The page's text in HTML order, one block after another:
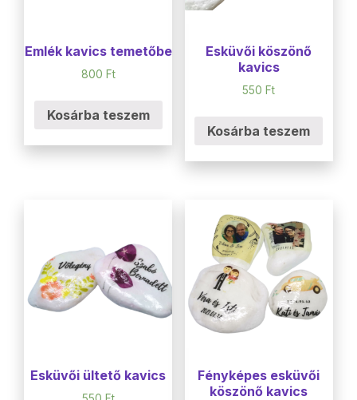
Emlék kavics temetőbe
800 Ft
Kosárba teszem
Esküvői köszönő
kavics
550Ft
Kosárba teszem
Esküvői ültető kavics
Fényképes esküvői
köszönő kavics